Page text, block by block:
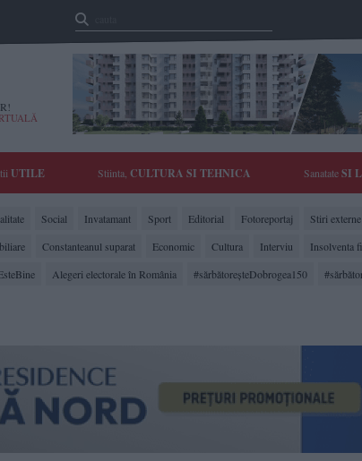
UTILE Stiinta, CULTURA SI TEHNICA SanatateSI
Social Invatamant Sport Editorial Fotoreportaj Stiri externe
Constanteanul suparat Economic Cultura Interviu Insolventa
Alegeri electorale în România #sărbătoreşteDobrogea150